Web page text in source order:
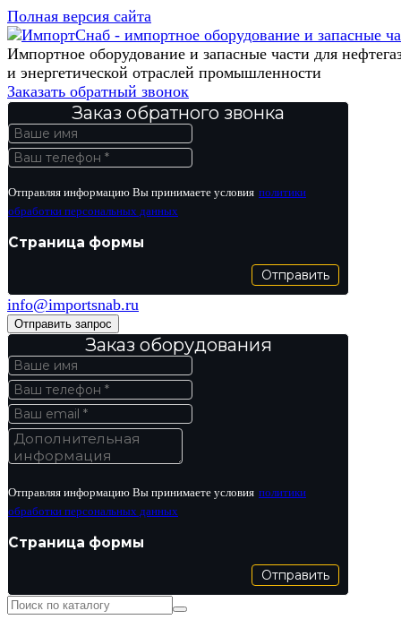
Полная версия сайта
Импортное оборудование и запасные части для
и энергетической отраслей промышленности
Заказать обратный звонок
Заказ обратного звонка
Отправляя информацию Вы принимаете условия политики
обработки персональных данных
Страница формы
Отправить
info@importsnab.ru
Отправить запрос
Заказ оборудования
Отправляя информацию Вы принимаете условия политики
обработки персональных данных
Страница формы
Отправить